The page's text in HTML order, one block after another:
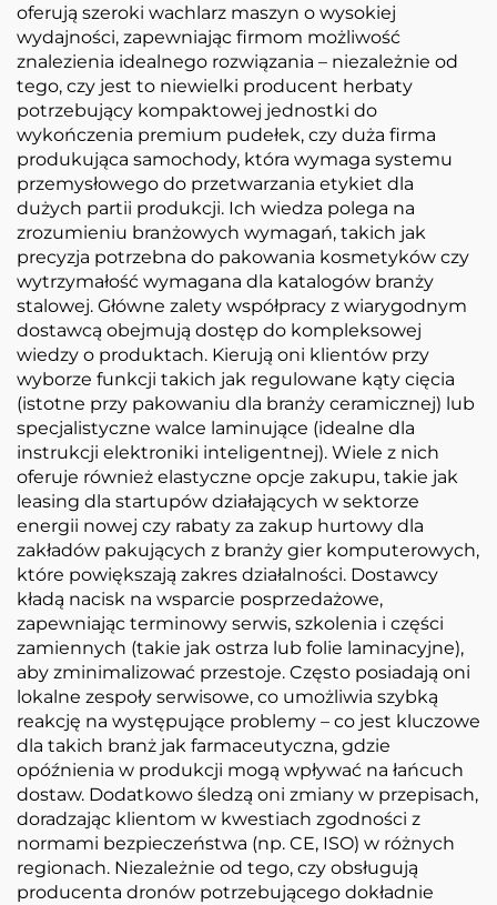
oferują szeroki wachlarz maszyn o wysokiej
wydajności, zapewniając firmom możliwość
znalezienia idealnego rozwiązania – niezależnie od
tego, czy jest to niewielki producent herbaty
potrzebujący kompaktowej jednostki do
wykończenia premium pudełek, czy duża firma
produkująca samochody, która wymaga systemu
przemysłowego do przetwarzania etykiet dla
dużych partii produkcji. Ich wiedza polega na
zrozumieniu branżowych wymagań, takich jak
precyzja potrzebna do pakowania kosmetyków czy
wytrzymałość wymagana dla katalogów branży
stalowej. Główne zalety współpracy z wiarygodnym
dostawcą obejmują dostęp do kompleksowej
wiedzy o produktach. Kierują oni klientów przy
wyborze funkcji takich jak regulowane kąty cięcia
(istotne przy pakowaniu dla branży ceramicznej) lub
specjalistyczne walce laminujące (idealne dla
instrukcji elektroniki inteligentnej). Wiele z nich
oferuje również elastyczne opcje zakupu, takie jak
leasing dla startupów działających w sektorze
energii nowej czy rabaty za zakup hurtowy dla
zakładów pakujących z branży gier komputerowych,
które powiększają zakres działalności. Dostawcy
kładą nacisk na wsparcie posprzedażowe,
zapewniając terminowy serwis, szkolenia i części
zamiennych (takie jak ostrza lub folie laminacyjne),
aby zminimalizować przestoje. Często posiadają oni
lokalne zespoły serwisowe, co umożliwia szybką
reakcję na występujące problemy – co jest kluczowe
dla takich branż jak farmaceutyczna, gdzie
opóźnienia w produkcji mogą wpływać na łańcuch
dostaw. Dodatkowo śledzą oni zmiany w przepisach,
doradzając klientom w kwestiach zgodności z
normami bezpieczeństwa (np. CE, ISO) w różnych
regionach. Niezależnie od tego, czy obsługują
producenta dronów potrzebującego dokładnie